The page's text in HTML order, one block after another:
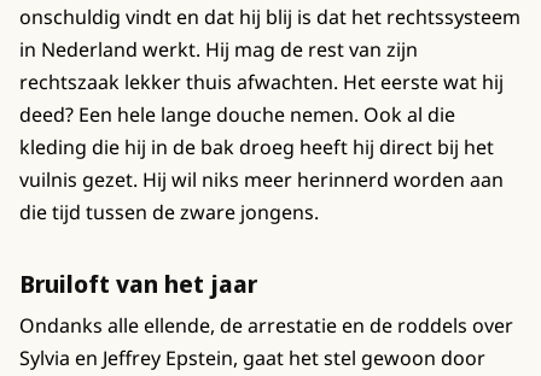
onschuldig vindt en dat hij blij is dat het rechtssysteem
in Nederland werkt. Hij mag de rest van zijn
rechtszaak lekker thuis afwachten. Het eerste wat hij
deed? Een hele lange douche nemen. Ook al die
kleding die hij in de bak droeg heeft hij direct bij het
vuilnis gezet. Hij wil niks meer herinnerd worden aan
die tijd tussen de zware jongens.
Bruiloft van het jaar
Ondanks alle ellende, de arrestatie en de roddels over
Sylvia en Jeffrey Epstein, gaat het stel gewoon door